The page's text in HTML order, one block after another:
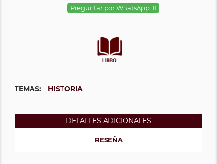
Preguntar por WhatsApp:
TEMAS: HISTORIA
DETALLES ADICIONALES
RESEÑA